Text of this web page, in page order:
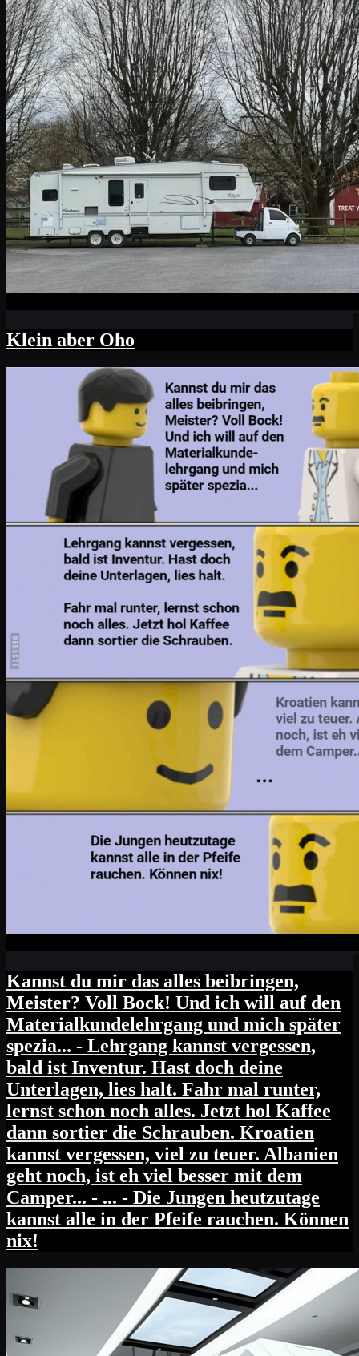
Klein aber Oho
Kannst du mir das alles beibringen,
Meister? Voll Bock! Und ich will auf den
Materialkundelehrgang und mich später
spezia... - Lehrgang kannst vergessen,
bald ist Inventur. Hast doch deine
Unterlagen, lies halt. Fahr mal runter,
lernst schon noch alles. Jetzt hol Kaffee
dann sortier die Schrauben. Kroatien
kannst vergessen, viel zu teuer. Albanien
geht noch, ist eh viel besser mit dem
Camper... - ... - Die Jungen heutzutage
kannst alle in der Pfeife rauchen. Können
nix!